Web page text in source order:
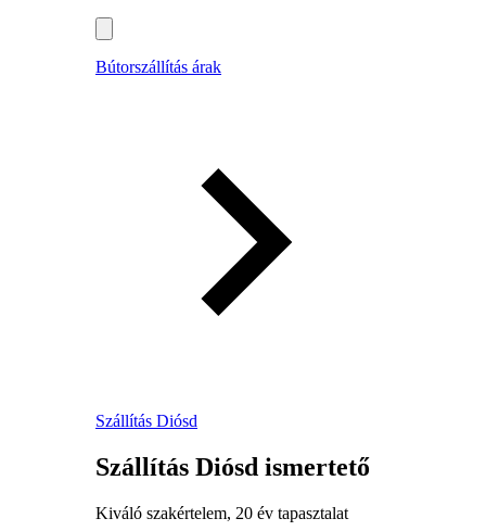
Bútorszállítás árak
Szállítás Diósd
Szállítás Diósd ismertető
Kiváló szakértelem, 20 év tapasztalat